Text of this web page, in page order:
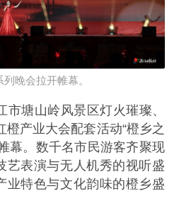
晚会拉开帷幕。
市塘山岭风景区灯火璀璨、
橙产业大会配套活动“橙乡之
幕。数千名市民游客齐聚现
艺表演与无人机秀的视听盛
业特色与文化韵味的橙乡盛